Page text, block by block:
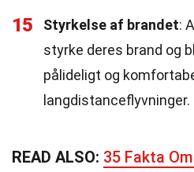
15 Styrkelse af brandet:
styrke deres brand og
pålideligt og
langdistanceflyvninger.
READ ALSO: 35 Fakta